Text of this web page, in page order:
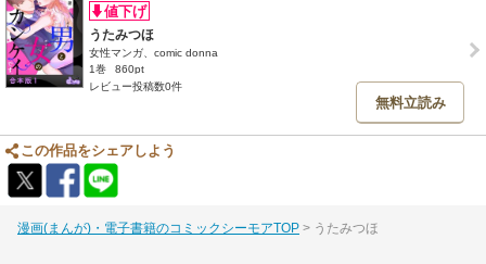
うたみつほ
女性マンガ、comic donna
1巻
860pt
レビュー投稿数0件
無料立読み
この作品をシェアしよう
漫画(まんが)・電子書籍のコミックシーモアTOP うたみつほ